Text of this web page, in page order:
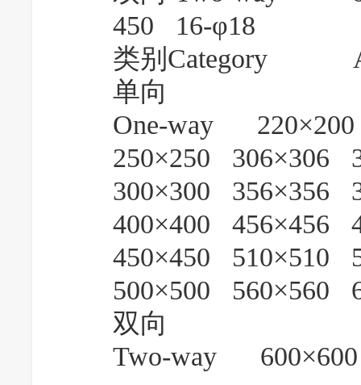
450 16-φ18
类别
单向
One-way
250×250 306×306
300×300 356×356
400×400 456×456
450×450 510×510
500×500 560×560
双向
Two-way